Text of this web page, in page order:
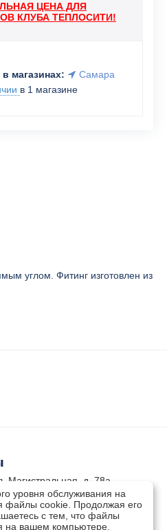
ЦЕНА ДЛЯ
КЛУБА ТЕПЛОСИТИ!
магазинах:
Самара
в 1 магазине
углом. Фитинг изготовлен из
Магистральная, д. 78а
79(звонок бесплатный)
15
Сб 9.00 - 16.00
уровня обслуживания на
файлы cookie. Продолжая его
с тем, что файлы
на вашем компьютере.